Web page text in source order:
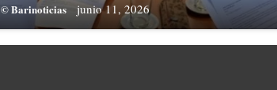
© Barinoticias junio 11, 2026